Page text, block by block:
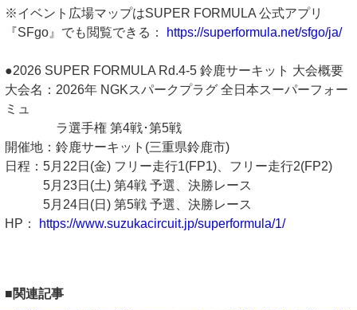
※イベント広場マップはSUPER FORMULA 公式アプリ
『SFgo』でも閲覧できる：
https://superformula.net/sfgo/ja/
●2026 SUPER FORMULA Rd.4-5 鈴⿅サーキット ⼤会概要
⼤会名：2026年 NGKスパークプラグ 全⽇本スーパーフォー
ミュ
ラ選⼿権 第4戦･第5戦
開催地：鈴⿅サーキット(三重県鈴⿅市)
⽇程：5⽉22⽇(⾦) フリー⾛⾏1(FP1)、フリー⾛⾏2(FP2)
5⽉23⽇(⼟) 第4戦 予選、決勝レース
5⽉24⽇(⽇) 第5戦 予選、決勝レース
HP：
https://www.suzukacircuit.jp/superformula/1/
■関連記事